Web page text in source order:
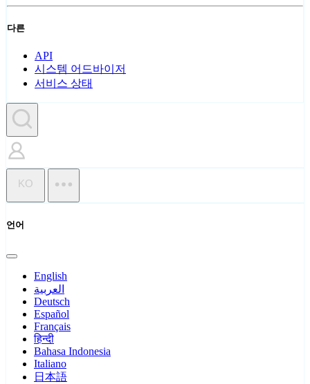
다른
API
시스템 어드바이저
서비스 상태
KO
언어
English
العربية
Deutsch
Español
Français
हिन्दी
Bahasa Indonesia
Italiano
日本語